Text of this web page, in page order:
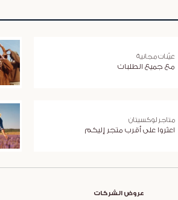
عيّنات مجانية
مع جميع الطلبات
متاجر لوكسيتان
اعثروا على أقرب متجر إليكم
عروض الشركات